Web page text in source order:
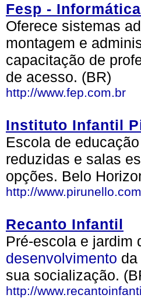
Fesp -
Oferece sistemas
montagem e
capacitação de
de acesso. (BR)
http://www.fep.com.br
Instituto Infantil
Escola de
reduzidas e salas
opções. Belo
http://
Recanto Infantil
Pré-escola e jardim
desenvolvimento
sua socialização.
http://